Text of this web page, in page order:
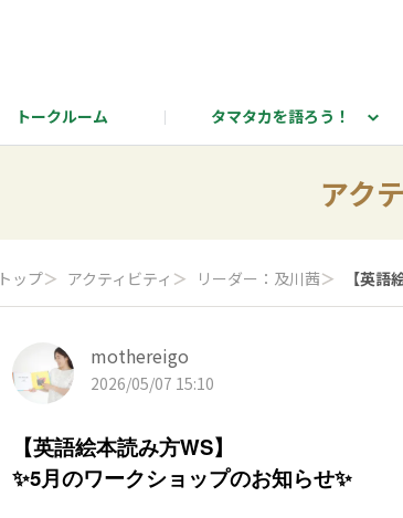
トークルーム タマタカを語ろう！
アク
トップ＞ アクティビティ ＞ リーダー：及川茜＞ 【英
mothereigo
2026/05/07 15:10
【英語絵本読み方WS】
✨5月のワークショップのお知らせ✨